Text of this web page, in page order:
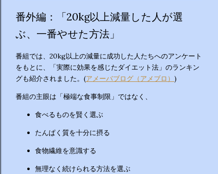
番外編：「20kg以上減量した人が選
ぶ、一番やせた方法」
番組では、20kg以上の減量に成功した人たちへのアンケート
をもとに、「実際に効果を感じたダイエット法」のランキン
グも紹介されました。(アメーバブログ（アメブロ） )
番組の主眼は「極端な食事制限」ではなく、
食べるものを賢く選ぶ
たんぱく質を十分に摂る
食物繊維を意識する
無理なく続けられる方法を選ぶ